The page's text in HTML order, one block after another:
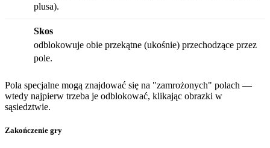
plusa).
Skos
odblokowuje obie przekątne (ukośnie) przechodzące przez
pole.
Pola specjalne mogą znajdować się na "zamrożonych" polach —
wtedy najpierw trzeba je odblokować, klikając obrazki w
sąsiedztwie.
Zakończenie gry